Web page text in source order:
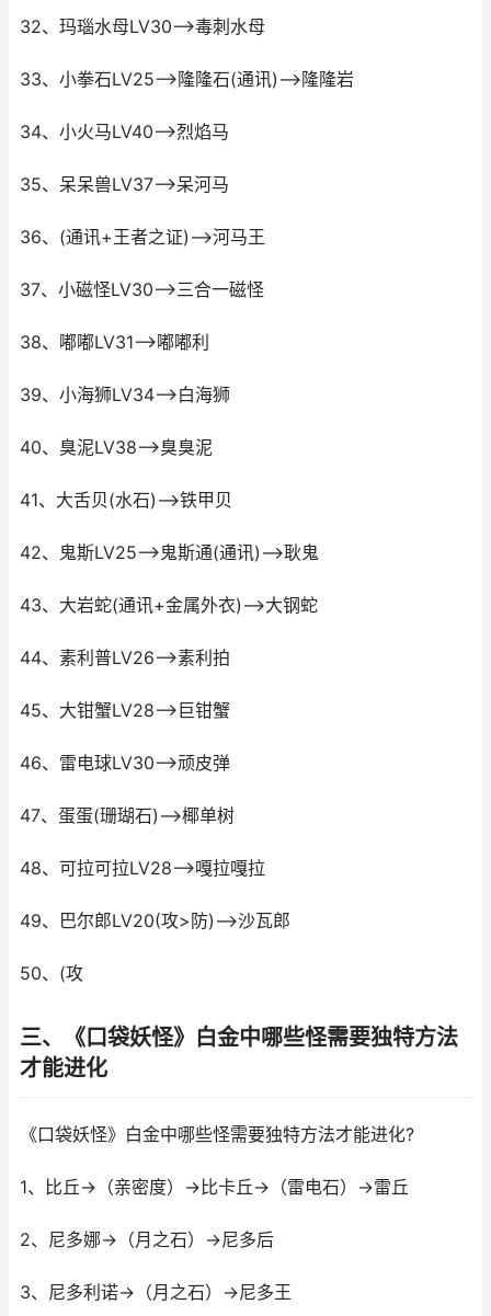
32、玛瑙水母LV30-->毒刺水母
33、小拳石LV25-->隆隆石(通讯)-->隆隆岩
34、小火马LV40-->烈焰马
35、呆呆兽LV37-->呆河马
36、(通讯+王者之证)-->河马王
37、小磁怪LV30-->三合一磁怪
38、嘟嘟LV31-->嘟嘟利
39、小海狮LV34-->白海狮
40、臭泥LV38-->臭臭泥
41、大舌贝(水石)-->铁甲贝
42、鬼斯LV25-->鬼斯通(通讯)-->耿鬼
43、大岩蛇(通讯+金属外衣)-->大钢蛇
44、素利普LV26-->素利拍
45、大钳蟹LV28-->巨钳蟹
46、雷电球LV30-->顽皮弹
47、蛋蛋(珊瑚石)-->椰单树
48、可拉可拉LV28-->嘎拉嘎拉
49、巴尔郎LV20(攻>防)-->沙瓦郎
50、(攻
三、《口袋妖怪》白金中哪些怪需要独特方法
才能进化
《口袋妖怪》白金中哪些怪需要独特方法才能进化?
1、比丘→（亲密度）→比卡丘→（雷电石）→雷丘
2、尼多娜→（月之石）→尼多后
3、尼多利诺→（月之石）→尼多王